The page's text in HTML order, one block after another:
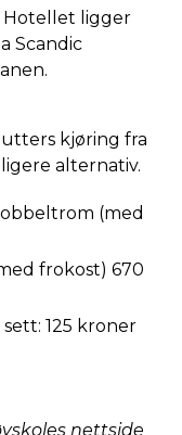
Hotellet ligger
Scandic
kjøring fra
alternativ.
(med
frokost) 670
125 kroner
nettside